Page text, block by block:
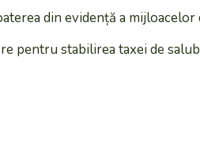
din evidență a
pentru stabilirea taxei de